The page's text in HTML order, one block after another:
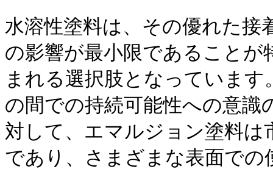
水溶性塗料は、その優れた接
の影響が最小限であること
まれる選択肢となっていま
の間での持続可能性への意
対して、エマルジョン塗料
であり、さまざまな表面で